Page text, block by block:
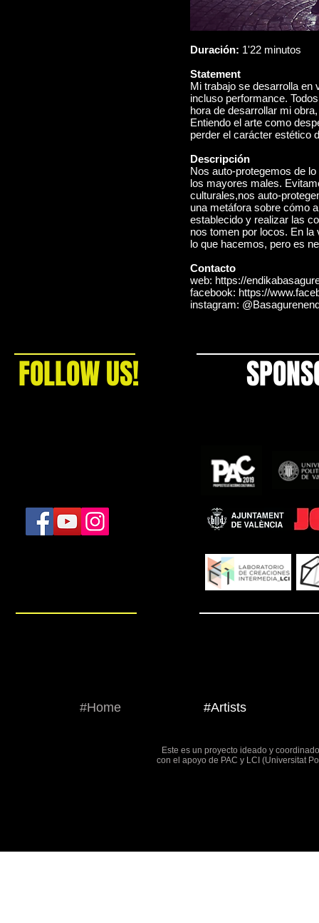
Duración: 1'22 minutos
Statement
Mi trabajo se desarrolla en
incluso performance.
hora de desarrollar mi
Entiendo el arte como
perder el carácter estético
Descripción
Nos auto-protegemos de
los mayores males.
culturales,nos auto-
una metáfora sobre cómo
establecido y realizar las
nos tomen por locos. En la
lo que hacemos, pero es
Contacto
web: https://
facebook: https://
instagram:
FOLLOW US!
#Home #Artists
Este es un proyecto ideado y
con el apoyo de PAC y LCI (Universitat